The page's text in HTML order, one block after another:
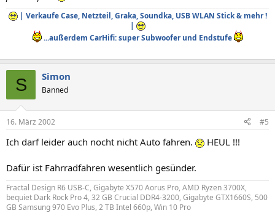
| Verkaufe Case, Netzteil, Graka, Soundka, USB WLAN Stick & mehr !
|
...außerdem CarHifi: super Subwoofer und Endstufe
S Simon
Banned
16. März 2002 #5
Ich darf leider auch nocht nicht Auto fahren. HEUL !!!
Dafür ist Fahrradfahren wesentlich gesünder.
Fractal Design R6 USB-C, Gigabyte X570 Aorus Pro, AMD Ryzen 3700X,
bequiet Dark Rock Pro 4, 32 GB Crucial DDR4-3200, Gigabyte GTX1660S, 500
GB Samsung 970 Evo Plus, 2 TB Intel 660p, Win 10 Pro